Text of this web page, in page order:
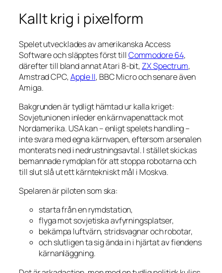
Kallt krig i pixelform
Spelet utvecklades av amerikanska Access
Software och släpptes först tillCommodore 64,
därefter till bland annat Atari 8-bit, ZX Spectrum,
Amstrad CPC,Apple II, BBC Micro och senare även
Amiga.
Bakgrunden är tydligt hämtad ur kalla kriget:
Sovjetunionen inleder en kärnvapenattack mot
Nordamerika. USA kan – enligt spelets handling –
inte svara med egna kärnvapen, eftersom arsenalen
monterats ned i nedrustningsavtal. I stället skickas
bemannade rymdplan för att stoppa robotarna och
till slut slå ut ett kärntekniskt mål i Moskva.
Spelaren är piloten som ska:
starta från en rymdstation,
flyga mot sovjetiska avfyrningsplatser,
bekämpa luftvärn, stridsvagnar och robotar,
och slutligen ta sig ända in i hjärtat av fiendens
kärnanläggning.